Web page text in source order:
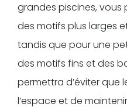
grandes piscines,
des motifs plus larges
tandis que pour une
des motifs fins et des
permettra d’éviter que
l’espace et de